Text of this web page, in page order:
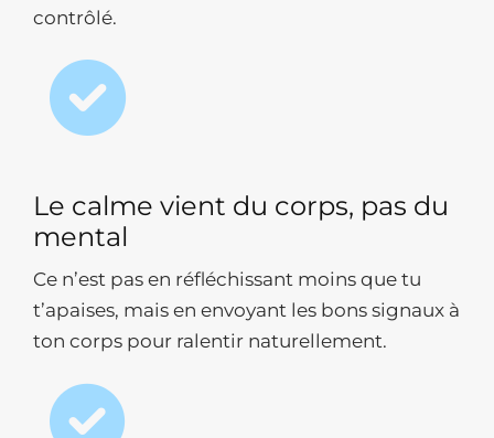
contrôlé.
Le calme vient du corps, pas du
mental
Ce n’est pas en réfléchissant moins que tu
t’apaises, mais en envoyant les bons signaux à
ton corps pour ralentir naturellement.